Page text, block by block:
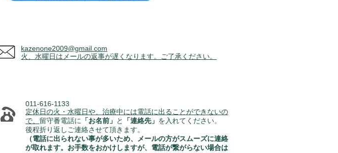
kazenone2009@gmail.com
火、水曜日はメールの返事が遅くなります。
​ご了承ください。
011-616-1133
定休日の火・水曜日や、治療中には電話に出ることができないの
で、 留守番電話に 「お名前」 と 「連絡先」 を入れてください。
​後程折り返しご連絡させて頂きます。
（電話に出られない事が多いため、メールの方がスムーズに連絡
が取れます。お手数をおかけしますが、電話が繋がらない場合は